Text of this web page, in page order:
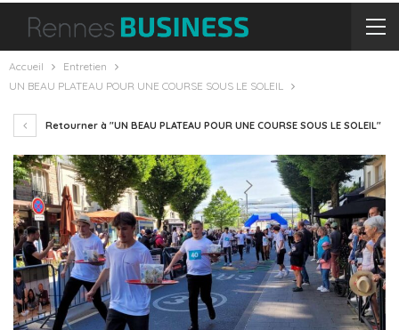
Accueil
Entretien
UN BEAU PLATEAU POUR UNE COURSE SOUS LE SOLEIL
Retourner à "UN BEAU PLATEAU POUR UNE COURSE SOUS LE SOLEIL"